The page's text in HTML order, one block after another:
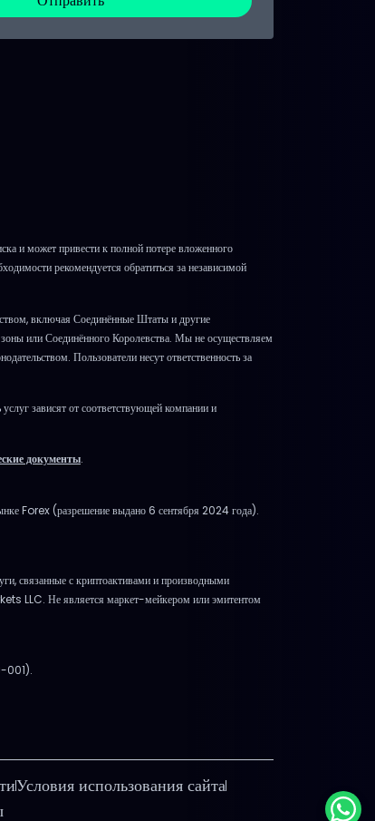
и может привести к полной потере вложенного
рекомендуется обратиться за независимой
включая Соединённые Штаты и другие
или Соединённого Королевства. Мы не осуществляем
Пользователи несут ответственность за
зависят от соответствующей компании и
документы.
Forex (разрешение выдано 6 сентября 2024 года).
с криптоактивами и производными
LLC. Не является маркет-мейкером или эмитентом
001).
Условия использования сайта